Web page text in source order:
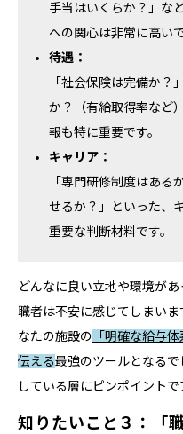
手当はいくらか？」な
への関心は非常に高いで
待遇：
「社会保険は完備か？
か？（有給取得率など
報も特に重要です。
キャリア：
「専門研修制度はある
せるか？」といった、
重要な判断材料です。
どんなに良い立地や環境が
職者は不安に感じてしまい
なたの施設の 「明確な給与
伝える最強のツールとなる
している層にピンポイントで
知りたいこと３：「